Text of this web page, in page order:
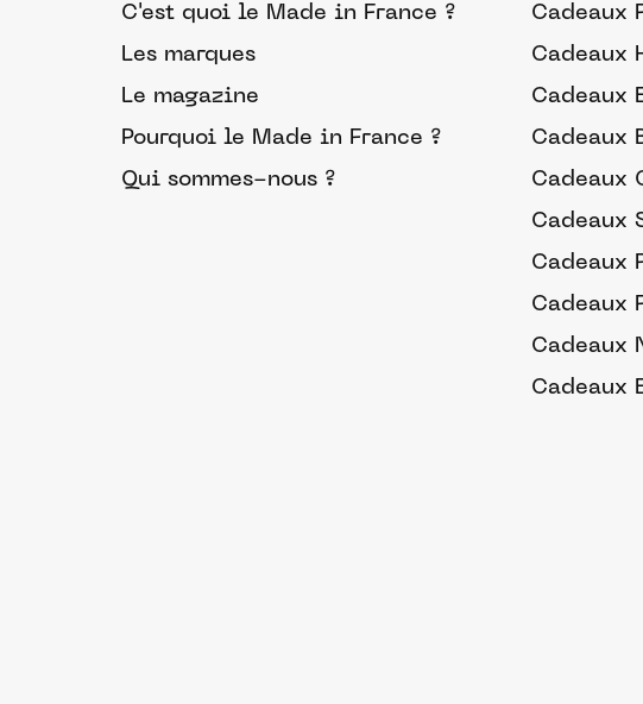
C'est quoi le Made in France ?
Les marques
Le magazine
Pourquoi le Made in France ?
Qui sommes-nous ?
Cadeaux
Cadeaux
Cadeaux
Cadeaux
Cadeaux
Cadeaux
Cadeaux
Cadeaux
Cadeaux
Cadeaux